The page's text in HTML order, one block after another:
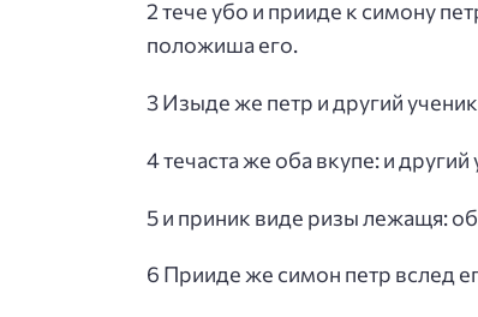
2 тече убо и прииде к симону
положиша его.
3 Изыде же петр и другий
4 течаста же оба вкупе: и
5 и приник виде ризы лежащя:
6 Прииде же симон петр вслед